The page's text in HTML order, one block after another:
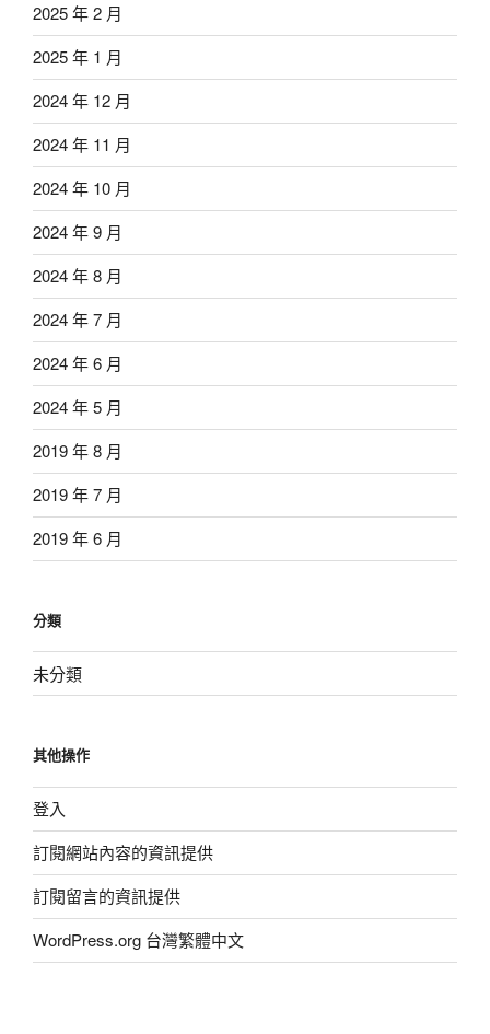
2025 年 2 月
2025 年 1 月
2024 年 12 月
2024 年 11 月
2024 年 10 月
2024 年 9 月
2024 年 8 月
2024 年 7 月
2024 年 6 月
2024 年 5 月
2019 年 8 月
2019 年 7 月
2019 年 6 月
分類
未分類
其他操作
登入
訂閱網站內容的資訊提供
訂閱留言的資訊提供
WordPress.org 台灣繁體中文